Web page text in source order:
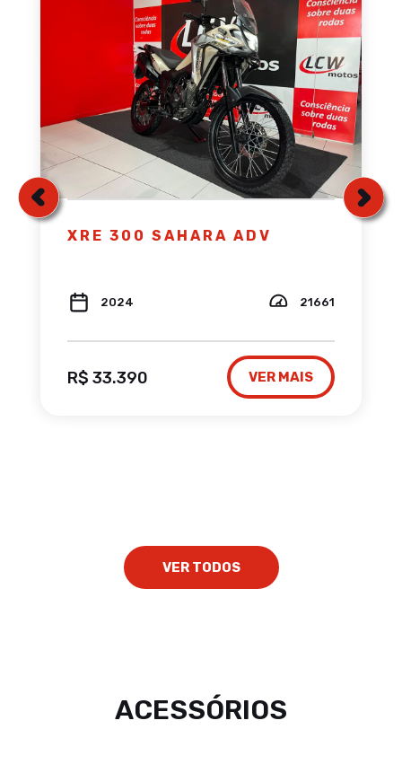
XRE 300 SAHARA ADV
2024 21661
R$ 33.390 VER MAIS
VER TODOS
ACESSÓRIOS